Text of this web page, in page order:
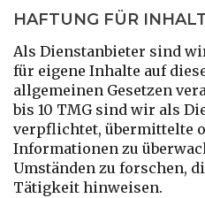
HAFTUNG FÜR
Als Dienstanbieter sind
für eigene Inhalte auf
allgemeinen Gesetzen
bis 10 TMG sind wir als
verpflichtet, übermittelte
Informationen zu
Umständen zu forschen,
Tätigkeit hinweisen.